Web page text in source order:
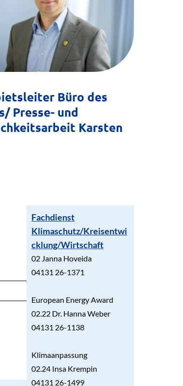
Büro des
Presse- und
Karsten
Fachdienst
Klimaschutz/Kreisentwi
cklung/Wirtschaft
02 Janna Hoveida
04131 26-1371
European Energy Award
02.22 Dr. Hanna Weber
04131 26-1138
Klimaanpassung
02.24 Insa Krempin
04131 26-1499